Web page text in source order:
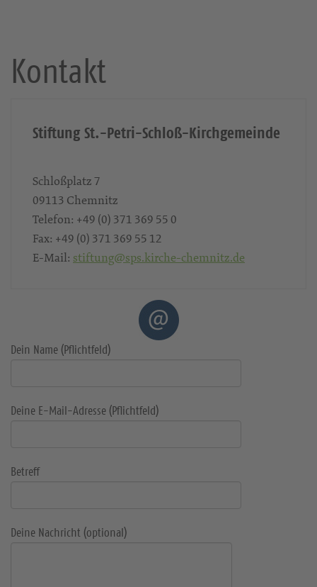
Kontakt
Stiftung St.-Petri-Schloß-Kirchgemeinde
Schloßplatz 7
09113 Chemnitz
Telefon: +49 (0) 371 369 55 0
Fax: +49 (0) 371 369 55 12
E-Mail: stiftung@sps.kirche-chemnitz.de
Dein Name (Pflichtfeld)
Deine E-Mail-Adresse (Pflichtfeld)
Betreff
Deine Nachricht (optional)